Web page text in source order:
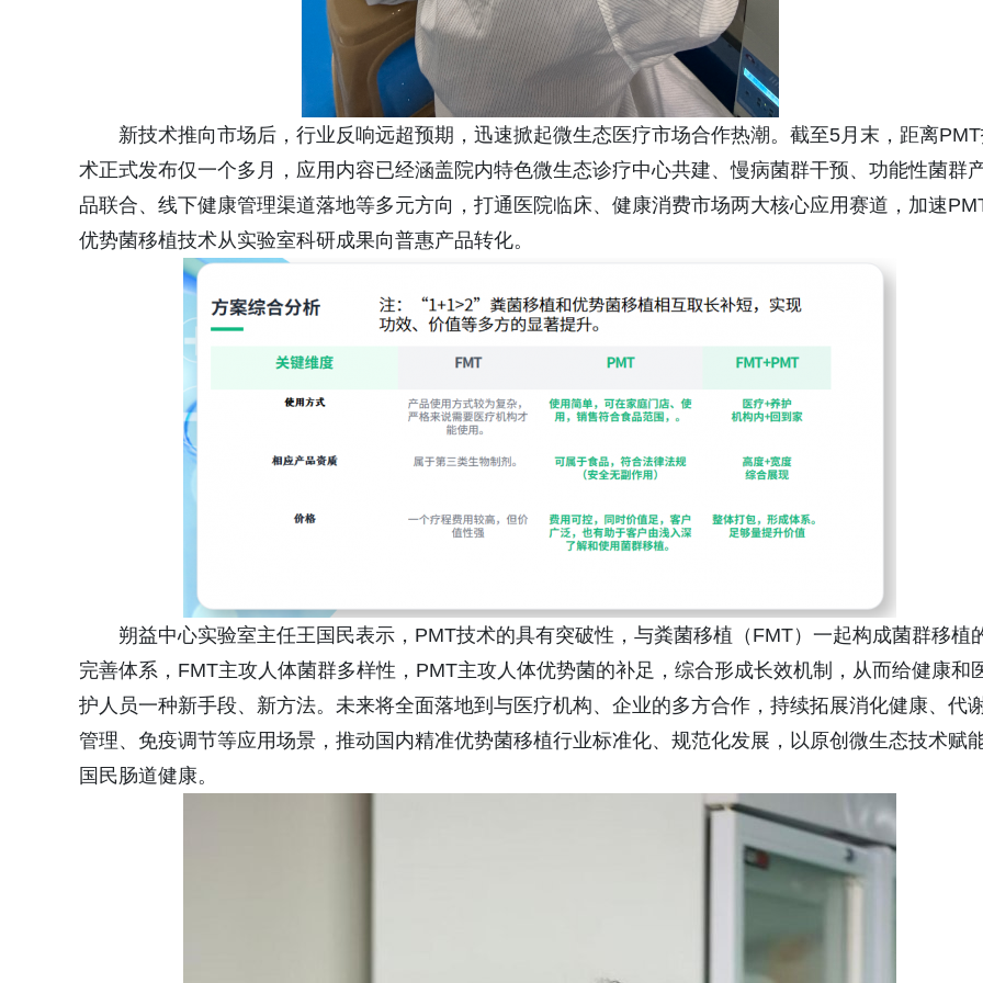
新技术推向市场后，行业反响远超预期，迅速掀起微生态医疗市场合作热潮。截至5月末，距离PMT
术正式发布仅一个多月，应用内容已经涵盖院内特色微生态诊疗中心共建、慢病菌群干预、功能性菌群
品联合、线下健康管理渠道落地等多元方向，打通医院临床、健康消费市场两大核心应用赛道，加速
优势菌移植技术从实验室科研成果向普惠产品转化。
朔益中心实验室主任王国民表示，PMT技术的具有突破性，与粪菌移植（FMT）一起构成菌群移植
完善体系，FMT主攻人体菌群多样性，PMT主攻人体优势菌的补足，综合形成长效机制，从而给健康和
护人员一种新手段、新方法。未来将全面落地到与医疗机构、企业的多方合作，持续拓展消化健康、代
管理、免疫调节等应用场景，推动国内精准优势菌移植行业标准化、规范化发展，以原创微生态技术赋
国民肠道健康。